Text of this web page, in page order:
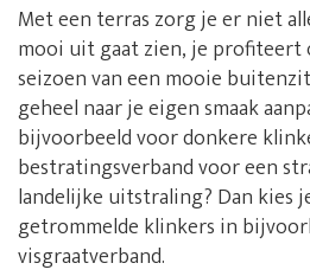
Met een terras zorg je er niet
mooi uit gaat zien, je profiteert
seizoen van een mooie
geheel naar je eigen smaak
bijvoorbeeld voor donkere
bestratingsverband voor een
landelijke uitstraling? Dan kies
getrommelde klinkers in
visgraatverband.